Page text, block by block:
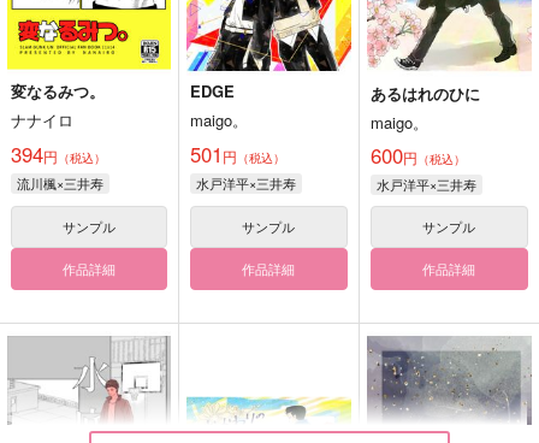
変なるみつ。
ナナイロ
394円 （税込）
流川楓×三井寿
サンプル
作品詳細
EDGE
maigo。
501 円 （税込）
水戸洋平×三井寿
サンプル
作品詳細
あるはれのひに
maigo。
600円 （税込）
水戸洋平×三井寿
サンプル
作品詳細